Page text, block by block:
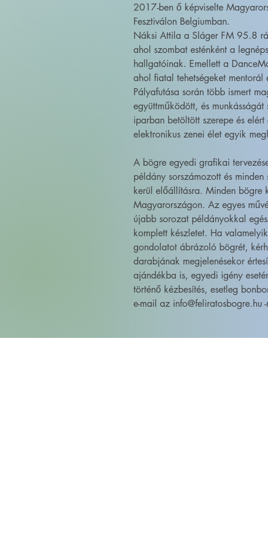
2017-ben ő képviselte
Fesztiválon Belgiumban.
Náksi Attila a Sláger FM 95.8
ahol szombat esténként a
hallgatóinak. Emellett a
ahol fiatal tehetségeket mentorál
Pályafutása során több ismert
együttműködött, és
iparban betöltött szerepe és
elektronikus zenei élet egyik
A bögre egyedi grafikai
példány sorszámozott és
kerül előállításra. Minden bögre
Magyarországon. Az egyes
újabb sorozat példányokkal
komplett készletet. Ha
gondolatot ábrázoló bögrét,
darabjának megjelenésekor
ajándékba is, egyedi igény
történő kézbesítés, esetleg
e-mail az info@feliratosbogre.hu